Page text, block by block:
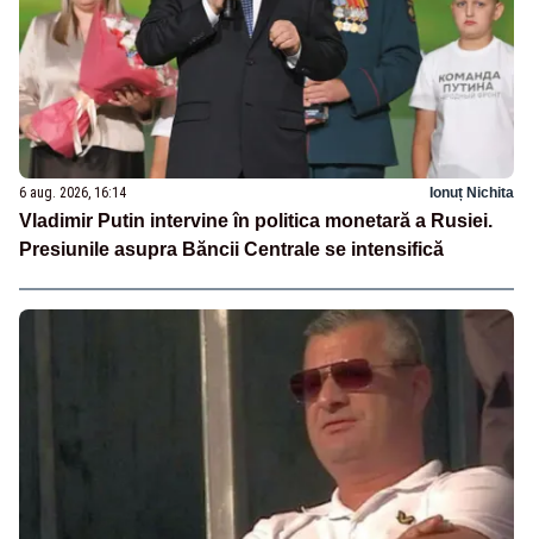
6 aug. 2026, 16:14 Ionuț Nichita
Vladimir Putin intervine în politica monetară a Rusiei.
Presiunile asupra Băncii Centrale se intensifică